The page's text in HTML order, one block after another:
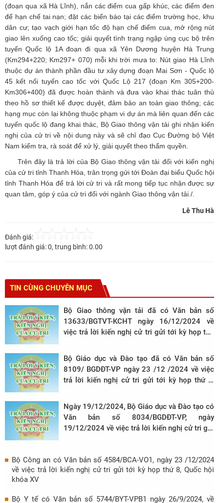
(đoạn qua xã Hà Lĩnh), nắn các điểm cua gấp khúc, các điểm đen
để hạn chế tai nạn; đặt các biển báo tại các điểm trường học, khu
dân cư; tạo vạch giới hạn tốc độ hạn chế điểm cua, mở rộng nút
giao lên xuống cao tốc; giải quyết tình trạng ngập úng cục bộ trên
tuyến Quốc lộ 1A đoạn đi qua xã Yên Dương huyện Hà Trung
(Km294+220; Km297+ 070) mỗi khi trời mưa to: Nút giao Hà Lĩnh
thuộc dự án thành phần đầu tư xây dựng đoạn Mai Sơn - Quốc lộ
45 kết nối tuyến cao tốc với Quốc Lộ 217 (đoạn Km 305+200-
Km306+400) đã được hoàn thành và đưa vào khai thác tuân thủ
theo hồ sơ thiết kế được duyệt, đảm bảo an toàn giao thông; các
hạng mục còn lại không thuộc phạm vi dự án mà liên quan đến các
tuyến quốc lộ đang khai thác, Bộ Giao thông vận tải ghi nhận kiến
nghị của cử tri về nội dung này và sẽ chỉ đạo Cục Đường bộ Việt
Nam kiểm tra, rà soát để xử lý, giải quyết theo thẩm quyền.
Trên đây là trả lời của Bộ Giao thông vận tải đối với kiến nghị
của cử tri tỉnh Thanh Hóa, trân trọng gửi tới Đoàn đại biểu Quốc hội
tỉnh Thanh Hóa để trả lời cử tri và rất mong tiếp tục nhận được sự
quan tâm, góp ý của cử tri đối với ngành Giao thông vận tải./.
Lê Thu Hà
Đánh giá:
lượt đánh giá:0, trung bình:0.00
TIN CÙNG CHUYÊN MỤC
Bộ Giao thông vận tải đã có Văn bản số
13633/BGTVT-KCHT ngày 16/12/2024 về
việc trả lời kiến nghị cử tri gửi tới kỳ họp thứ
Bộ Giáo dục và Đào tạo đã có Văn bản số
8109/ BGDĐT-VP ngày 23 /12 /2024 về việc
trả lời kiến nghị cử tri gửi tới kỳ họp thứ 8,
Ngày 19/12/2024, Bộ Giáo dục và Đào tạo có
Văn bản số 8034/BGDĐT-VP, ngày
19/12/2024 về việc trả lời kiến nghị cử tri gửi
Bộ Công an có Văn bản số 4584/BCA-VO1, ngày 23 /12/2024
về việc trả lời kiến nghị cử tri gửi tới kỳ họp thứ 8, Quốc hội
khóa XV
Bộ Y tế có Văn bản số 5744/BYT-VPB1 ngày 26/9/2024, về